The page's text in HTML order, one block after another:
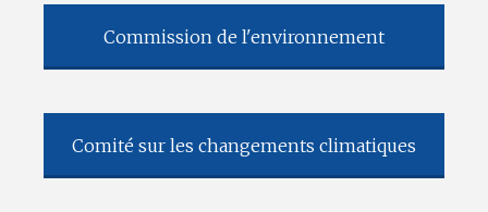
Commission de l'environnement
Comité sur les changements climatiques